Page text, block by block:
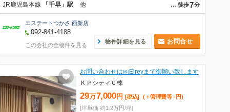
… 徒歩7分
JR鹿児島本線 「千早」駅 他
エステートつかさ 西新店
092-841-4188
この会社の全物件を見る
物件詳細を見る お問合せ
お問い合わせは㈱Elreyまで御願い致します
ＫＰシティＣ棟
29万7,000 円 [税込] (＋管理費等 - 円)
[坪単価 約1.2万円/坪]